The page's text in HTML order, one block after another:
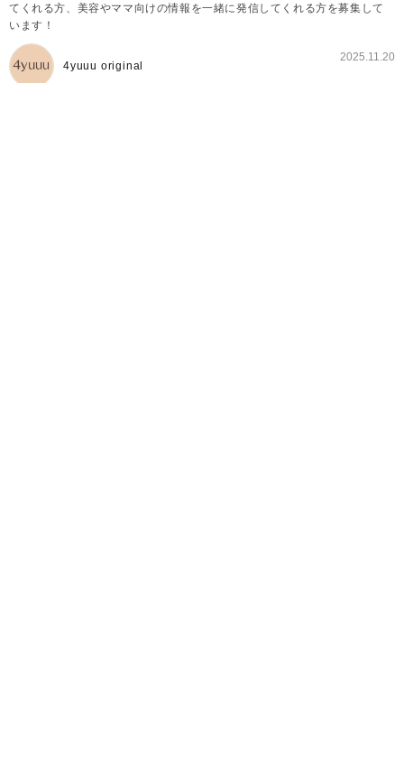
てくれる方、美容やママ向けの情報を一緒に発信してくれる方を募集して
います！
4yuuu original
2025.11.20